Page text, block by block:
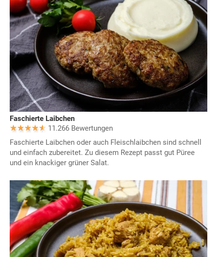
Faschierte Laibchen
11.266 Bewertungen
Faschierte Laibchen oder auch Fleischlaibchen sind schnell
und einfach zubereitet. Zu diesem Rezept passt gut Püree
und ein knackiger grüner Salat.